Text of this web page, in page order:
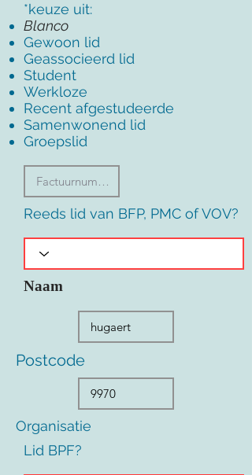
*keuze uit:
Blanco
Gewoon lid
Geassocieerd lid
Student
Werkloze
Recent afgestudeerde
Samenwonend lid
Groepslid
Reeds lid van BFP, PMC of VOV?
Naam
Postcode
Organisatie
Lid BPF?